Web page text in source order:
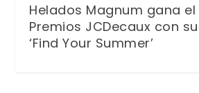
Helados Magnum gana
Premios JCDecaux con
‘Find Your Summer’